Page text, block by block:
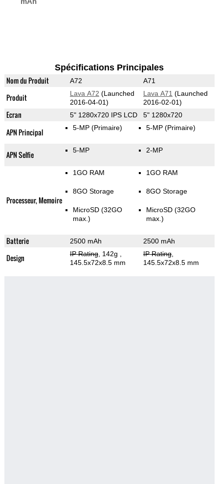
Spécifications Principales
Nom du Produit A72 A71
Produit Lava A72 (Launched
2016-04-01)
Lava A71 (Launched
2016-02-01)
Ecran 5" 1280x720 IPS LCD 5" 1280x720
APN Principal 5-MP (Primaire) 5-MP (Primaire)
APN Selfie 5-MP 2-MP
Processeur, Memoire
1GO RAM
8GO Storage
MicroSD (32GO
max.)
1GO RAM
8GO Storage
MicroSD (32GO
max.)
Batterie 2500 mAh 2500 mAh
Design IP Rating, 142g
145.5x72x8.5 mm
IP Rating,
145.5x72x8.5 mm